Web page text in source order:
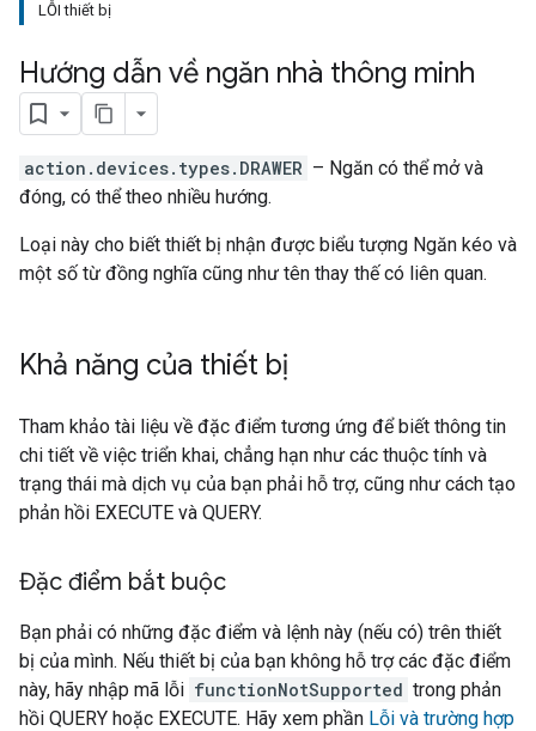
LỖI thiết bị
Hướng dẫn về ngăn nhà thông minh
action.devices.types.DRAWER – Ngăn có thể mở và
đóng, có thể theo nhiều hướng.
Loại này cho biết thiết bị nhận được biểu tượng Ngăn kéo và
một số từ đồng nghĩa cũng như tên thay thế có liên quan.
Khả năng của thiết bị
Tham khảo tài liệu về đặc điểm tương ứng để biết thông tin
chi tiết về việc triển khai, chẳng hạn như các thuộc tính và
trạng thái mà dịch vụ của bạn phải hỗ trợ, cũng như cách tạo
phản hồi EXECUTE và QUERY.
Đặc điểm bắt buộc
Bạn phải có những đặc điểm và lệnh này (nếu có) trên thiết
bị của mình. Nếu thiết bị của bạn không hỗ trợ các đặc điểm
này, hãy nhập mã lỗi functionNotSupported trong phản
hồi QUERY hoặc EXECUTE. Hãy xem phần Lỗi và trường hợp